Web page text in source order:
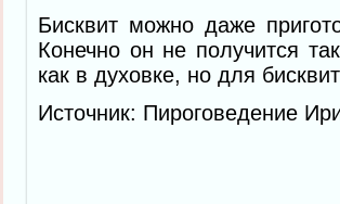
Бисквит можно даже
Конечно он не получится
как в духовке, но для
Источник: Пироговедение